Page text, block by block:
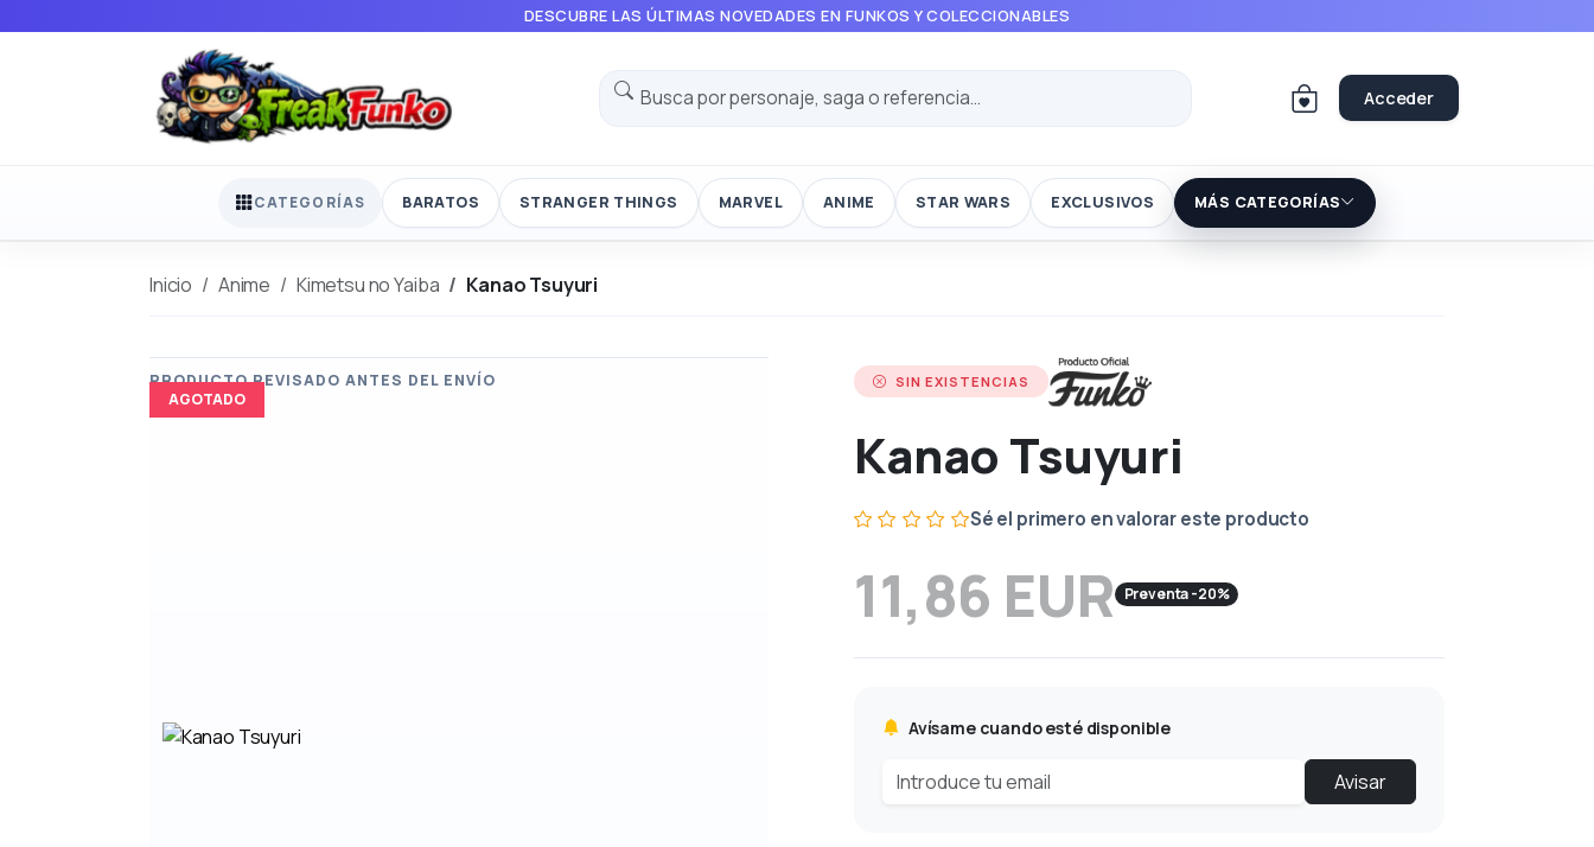
DESCUBRE LAS ÚLTIMAS NOVEDADES EN FUNKOS Y COLECCIONABLES
Acceder
CATEGORÍAS BARATOS STRANGER THINGS MARVEL ANIME STAR WARS EXCLUSIVOS MÁS CATEGORÍAS
Inicio Anime Kimetsu no Yaiba Kanao Tsuyuri
AGOTADO
SIN EXISTENCIAS
Kanao Tsuyuri
Sé el primero en valorar este producto
11,86 EUR Preventa -20%
Avísame cuando esté disponible
Avisar